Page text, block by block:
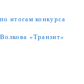
итогам конкурса
«Транзит»